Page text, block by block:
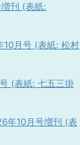
刊 (表紙:
月号 (表紙: 松村
(表紙: 七五三掛
年10月号増刊 (表